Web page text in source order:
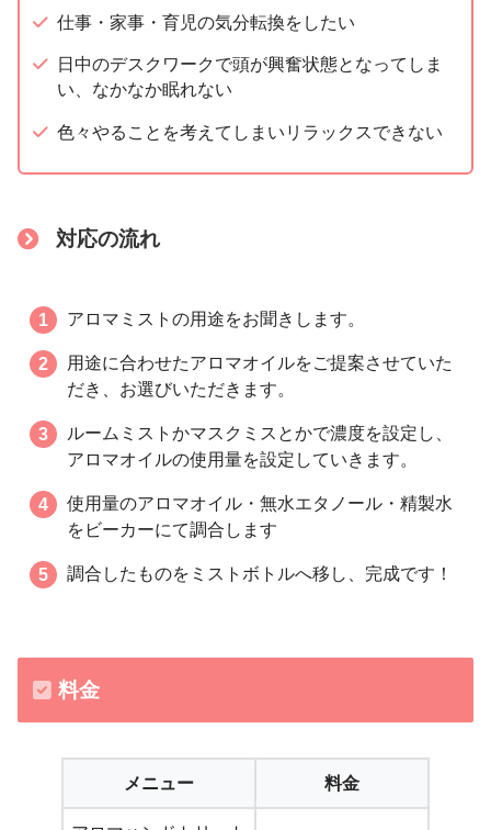
仕事・家事・育児の気分転換をしたい
日中のデスクワークで頭が興奮状態となってしま
い、なかなか眠れない
色々やることを考えてしまいリラックスできない
対応の流れ
アロマミストの用途をお聞きします。
用途に合わせたアロマオイルをご提案させていた
だき、お選びいただきます。
ルームミストかマスクミスとかで濃度を設定し、
アロマオイルの使用量を設定していきます。
使用量のアロマオイル・無水エタノール・精製水
をビーカーにて調合します
調合したものをミストボトルへ移し、完成です！
料金
メニュー 料金